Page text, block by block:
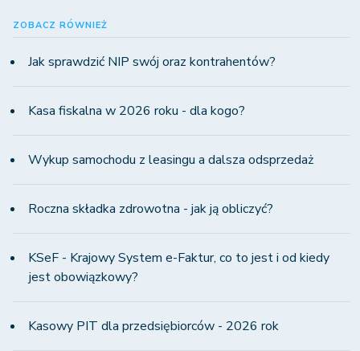
ZOBACZ RÓWNIEŻ
Jak sprawdzić NIP swój oraz kontrahentów?
Kasa fiskalna w 2026 roku - dla kogo?
Wykup samochodu z leasingu a dalsza odsprzedaż
Roczna składka zdrowotna - jak ją obliczyć?
KSeF - Krajowy System e-Faktur, co to jest i od kiedy
jest obowiązkowy?
Kasowy PIT dla przedsiębiorców - 2026 rok